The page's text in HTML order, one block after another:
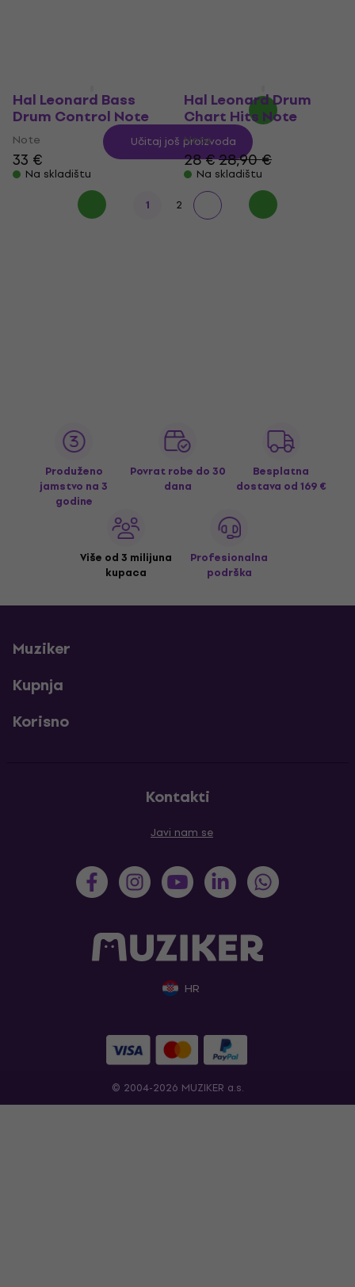
Hal Leonard Bass
Drum Control Note
Note
33 €
Na skladištu
Hal Leonard Drum
Chart Hits Note
Note
28 €28,90 €
Na skladištu
Učitaj još proizvoda
1 2
Produženo
jamstvo na 3
godine
Povrat robe do 30
dana
Besplatna
dostava od 169 €
Više od 3 milijuna
kupaca
Profesionalna
podrška
Muziker
Kupnja
Korisno
Kontakti
Javi nam se
HR
© 2004-2026 MUZIKER a.s.